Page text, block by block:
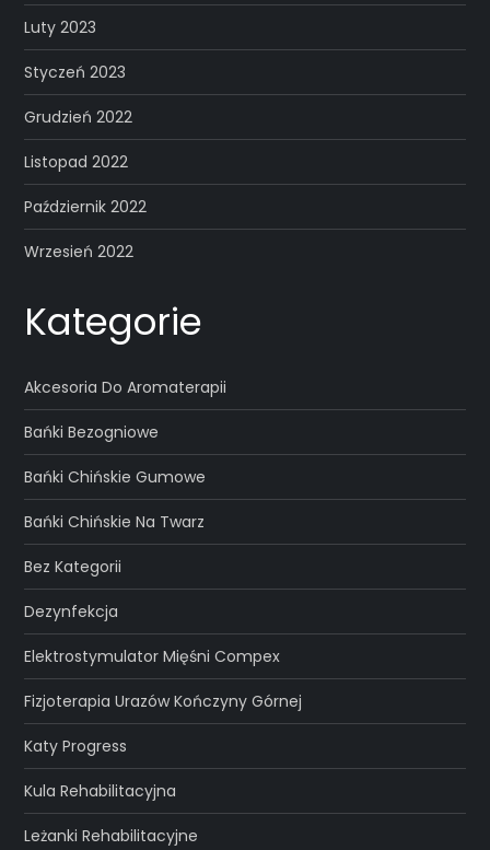
Luty 2023
Styczeń 2023
Grudzień 2022
Listopad 2022
Październik 2022
Wrzesień 2022
Kategorie
Akcesoria Do Aromaterapii
Bańki Bezogniowe
Bańki Chińskie Gumowe
Bańki Chińskie Na Twarz
Bez Kategorii
Dezynfekcja
Elektrostymulator Mięśni Compex
Fizjoterapia Urazów Kończyny Górnej
Katy Progress
Kula Rehabilitacyjna
Leżanki Rehabilitacyjne